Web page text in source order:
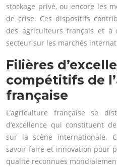
stockage privé, ou encore les
de crise. Ces dispositifs
des agriculteurs français et
secteur sur les marchés
Filières
compétitifs de
française
L’agriculture française se
d’excellence qui constituent
sur la scène internationale.
savoir-faire et innovation pour
qualité reconnues